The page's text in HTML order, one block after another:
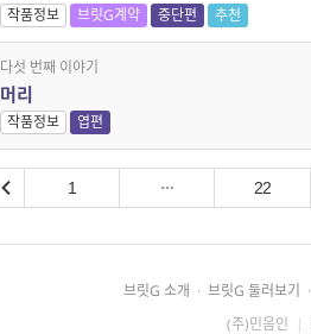
작품정보 브릿G계약 중단편 추천
다섯 번째 이야기
머리
작품정보 엽편
1 22
브릿G 소개 · 브릿G 둘러보기 ·
(주)민음인 |